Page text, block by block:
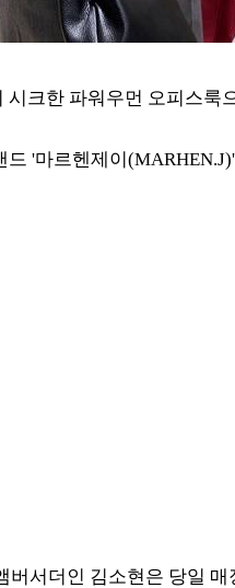
시크한 파워우먼 오피스룩
드 '마르헨제이
버서더인 김소현은 당일